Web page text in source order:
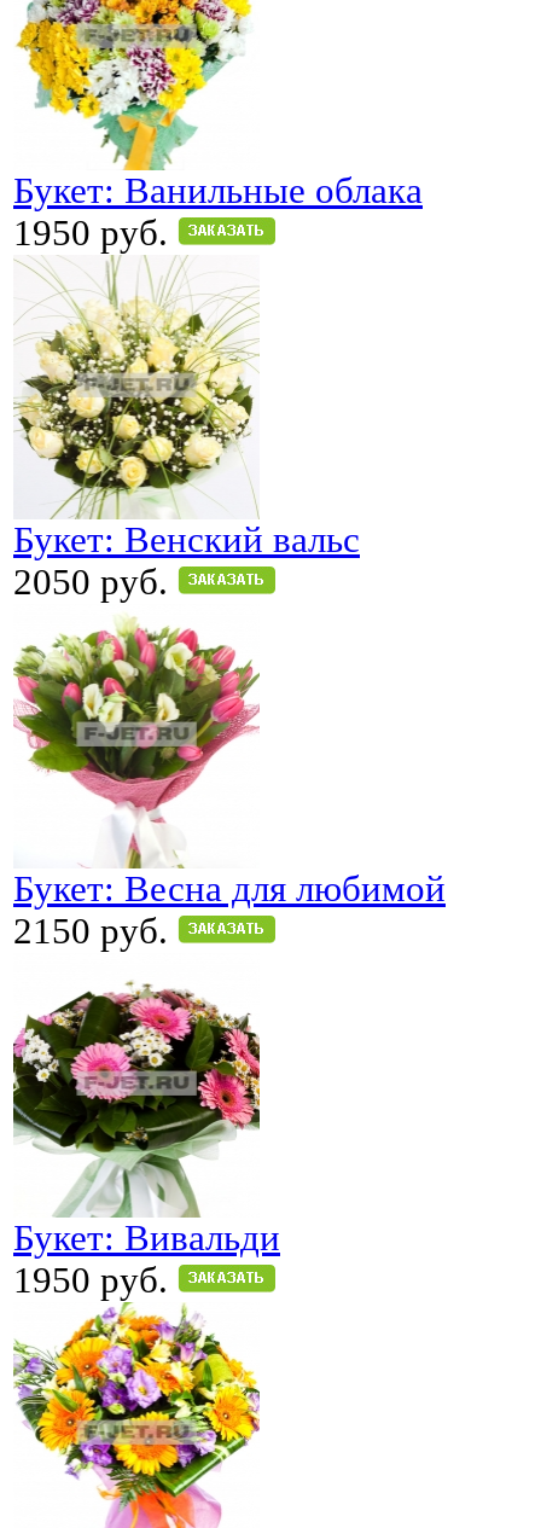
Букет: Ванильные облака
1950 руб.
Букет: Венский вальс
2050 руб.
Букет: Весна для любимой
2150 руб.
Букет: Вивальди
1950 руб.